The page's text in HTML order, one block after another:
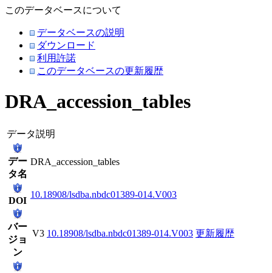
このデータベースについて
データベースの説明
ダウンロード
利用許諾
このデータベースの更新履歴
DRA_accession_tables
データ説明
デー
タ名
DRA_accession_tables
DOI
10.18908/lsdba.nbdc01389-014.V003
バー
ジョ
ン
V3 10.18908/lsdba.nbdc01389-014.V003 更新履歴